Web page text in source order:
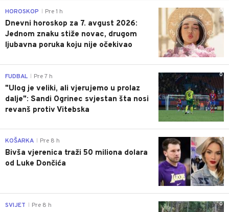
0
HOROSKOP Pre 1 h
Dnevni horoskop za 7. avgust 2026:
Jednom znaku stiže novac, drugom
ljubavna poruka koju nije očekivao
0
FUDBAL Pre 7 h
"Ulog je veliki, ali vjerujemo u prolaz
dalje": Sandi Ogrinec svjestan šta nosi
revanš protiv Vitebska
0
KOŠARKA Pre 8 h
Bivša vjerenica traži 50 miliona dolara
od Luke Dončića
0
SVIJET Pre 8 h